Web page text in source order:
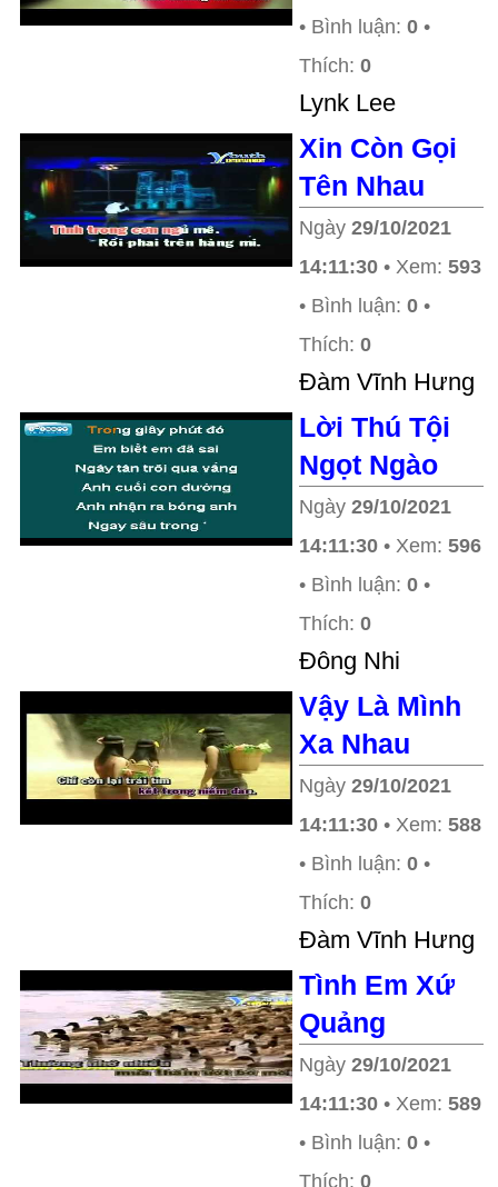
• Bình luận: 0 •
Thích: 0
Lynk Lee
Xin Còn Gọi
Tên Nhau
Ngày 29/10/2021
14:11:30 • Xem: 593
• Bình luận: 0 •
Thích: 0
Ðàm Vĩnh Hưng
Lời Thú Tội
Ngọt Ngào
Ngày 29/10/2021
14:11:30 • Xem: 596
• Bình luận: 0 •
Thích: 0
Đông Nhi
Vậy Là Mình
Xa Nhau
Ngày 29/10/2021
14:11:30 • Xem: 588
• Bình luận: 0 •
Thích: 0
Ðàm Vĩnh Hưng
Tình Em Xứ
Quảng
Ngày 29/10/2021
14:11:30 • Xem: 589
• Bình luận: 0 •
Thích: 0